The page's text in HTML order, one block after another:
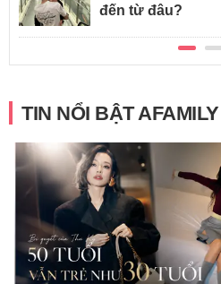
đến từ đâu?
TIN NỔI BẬT AFAMILY